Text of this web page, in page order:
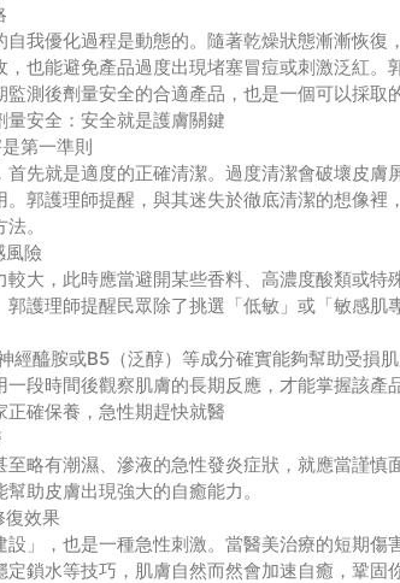
自我優化過程是動態的。隨著乾燥狀態漸漸恢
也能避免產品過度出現堵塞冒痘或刺激泛紅
測後劑量安全的合適產品，也是一個可以採取
安全：安全就是護膚關鍵
第一準則
先就是適度的正確清潔。過度清潔會破壞皮
郭護理師提醒，與其迷失於徹底清潔的想像
。
風險
較大，此時應當避開某些香料、高濃度酸類或
護理師提醒民眾除了挑選「低敏」或「敏感肌
經醯胺或B5（泛醇）等成分確實能夠幫助受損
段時間後觀察肌膚的長期反應，才能掌握該產
確保養，急性期趕快就醫
至略有潮濕、滲液的急性發炎症狀，就應當謹
助皮膚出現強大的自癒能力。
復效果
」，也是一種急性刺激。當醫美治療的短期
鎖水等技巧，肌膚自然而然會加速自癒，鞏固